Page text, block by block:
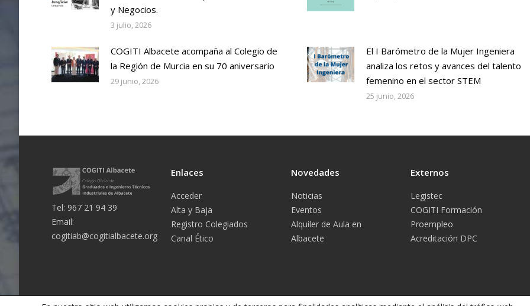
y Negocios.
3 julio, 2026
COGITI Albacete acompaña al Colegio de
la Región de Murcia en su 70 aniversario
29 junio, 2026
El I Barómetro de la Mujer Ingeniera
analiza los retos y avances del talento
femenino en el sector STEM
25 junio, 2026
Tel: 967 21 94 39
Email:
cogitiab@cogitialbacete.org
Enlaces
Acceder
Alta y Baja
Registro Colegiados
Canal Ético
Novedades
Noticias
Eventos
Alquiler de Aula en
Albacete
Externos
Legistec
COGITI Formación
Proempleo
Acreditación DPC